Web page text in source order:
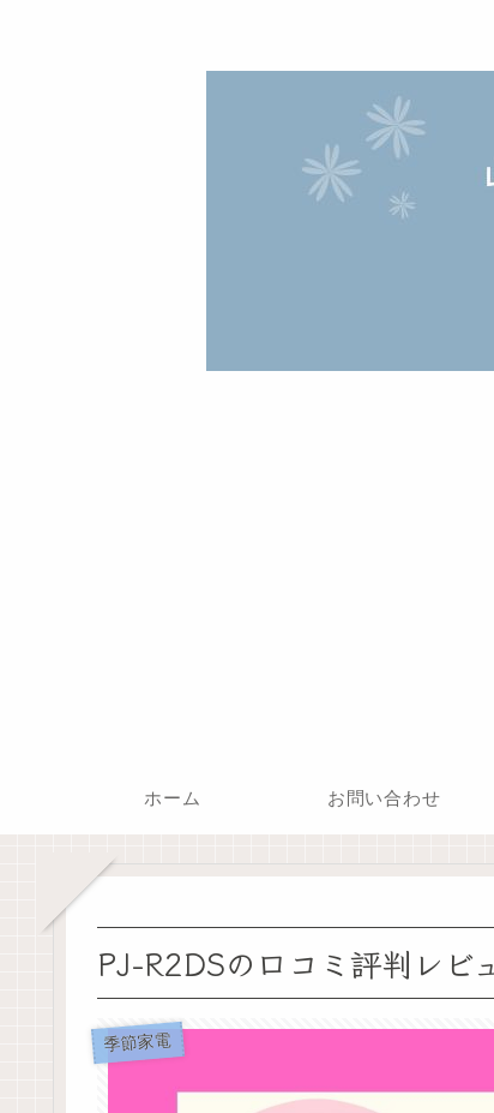
ホーム お問い合わせ
PJ-R2DSの口コミ評判レビ
季節家電